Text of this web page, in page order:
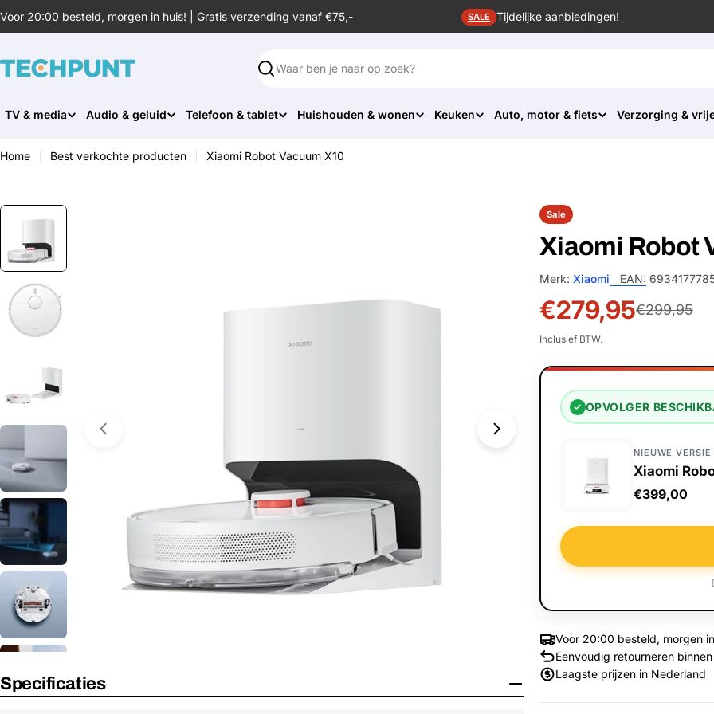
naar
inhoud
Voor 20:00 besteld, morgen in huis! | Gratis verzending vanaf €75,- SALE Tijdelijke aanbiedingen!
Zoeken
TV & media Audio & geluid Telefoon & tablet Huishouden & wonen Keuken Auto, motor & fiets Verzorging &
Home Best verkochte producten Xiaomi Robot Vacuum X10
Media 1 openen in venster
Nooit meer leverbaar
Specificaties
Sale
Xiaomi Robot
Merk: Xiaomi EAN:
Sale
prijs
€279,95
Normale
prijs
€299,95
Inclusief BTW.
✓ OPVOLGER
NIEUWE VERSIE
Xiaomi
€399,00
Voor 20:00 besteld, morgen
Eenvoudig retourneren
Laagste prijzen in Nederland